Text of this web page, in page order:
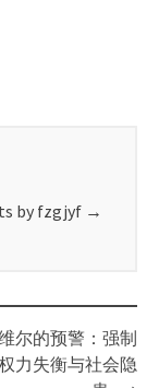
by fzgjyf →
尔的预警：强制
力失衡与社会隐